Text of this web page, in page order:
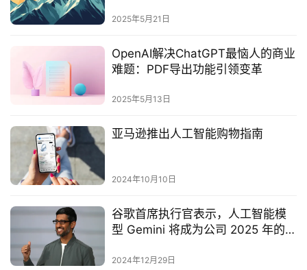
2025年5月21日
OpenAI解决ChatGPT最恼人的商业
难题：PDF导出功能引领变革
2025年5月13日
亚马逊推出人工智能购物指南
2024年10月10日
谷歌首席执行官表示，人工智能模
型 Gemini 将成为公司 2025 年的
2024年12月29日